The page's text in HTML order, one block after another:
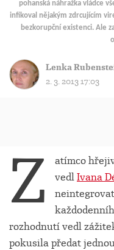
pohanská náhražka vládce
infikoval nějakým zdrcujícím
bezkorupční existenci. Ale
Lenka
2. 3. 2013 17:03
Z
atímco
vedlIvana
rozhodnutí vedl
pokusila předat